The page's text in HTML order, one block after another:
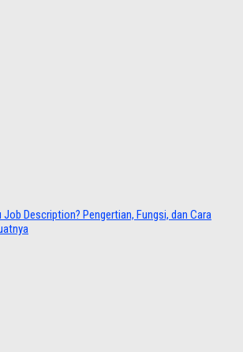
Job Description? Pengertian, Fungsi, dan Cara